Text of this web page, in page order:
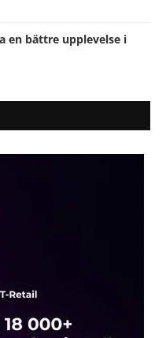
en bättre upplevelse i